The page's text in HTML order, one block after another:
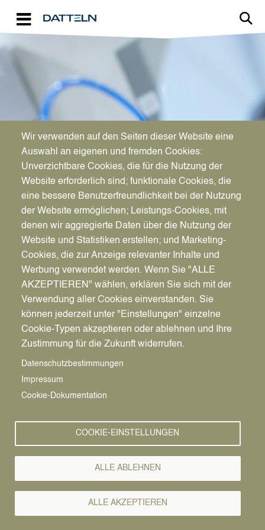
WIRTSCHAFTSFÖRDERUNG
Aktuelles für Unternehmen
Pfadnavigation
Wirtschaft | Bauen | Umwelt Wirtschaftsförderung News
Wirtschafts-
News
22.05.2020
NRW 2020 -
Startchancen
Wir verwenden auf den Seiten dieser Website eine
Auswahl an eigenen und fremden Cookies:
Unverzichtbare Cookies, die für die Nutzung der
Website erforderlich sind; funktionale Cookies, die
eine bessere Benutzerfreundlichkeit bei der Nutzung
der Website ermöglichen; Leistungs-Cookies, mit
denen wir aggregierte Daten über die Nutzung der
Website und Statistiken erstellen; und Marketing-
Cookies, die zur Anzeige relevanter Inhalte und
Werbung verwendet werden. Wenn Sie "ALLE
AKZEPTIEREN" wählen, erklären Sie sich mit der
Verwendung aller Cookies einverstanden. Sie
können jederzeit unter "Einstellungen" einzelne
Cookie-Typen akzeptieren oder ablehnen und Ihre
Zustimmung für die Zukunft widerrufen.
Datenschutzbestimmungen
Impressum
Cookie-Dokumentation
COOKIE-EINSTELLUNGEN
ALLE ABLEHNEN
ALLE AKZEPTIEREN